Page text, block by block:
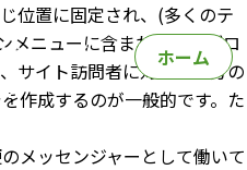
ホーム
位置に固定され、(多くのテ
メニューに含まれる点がブロ
サイト訪問者に対して自分の
作成するのが一般的です。た
メッセンジャーとして働いて